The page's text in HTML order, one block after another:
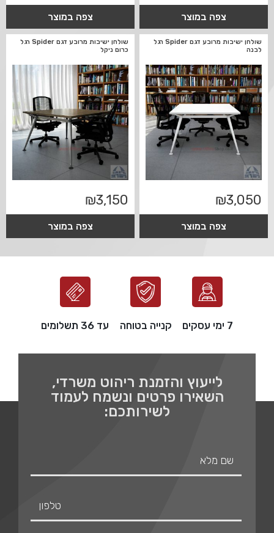
צפה במוצר צפה במוצר
שולחן ישיבות מרובע דגם Spider רגל
לבנה
₪3,050
צפה במוצר
שולחן ישיבות מרובע דגם Spider רגל
כרום ניקל
₪3,150
צפה במוצר
7 ימי עסקים קנייה בטוחה עד 36 תשלומים
לייעוץ והזמנת ריהוט משרדי,
השאירו פרטים ונשמח לעמוד
לשירותכם: